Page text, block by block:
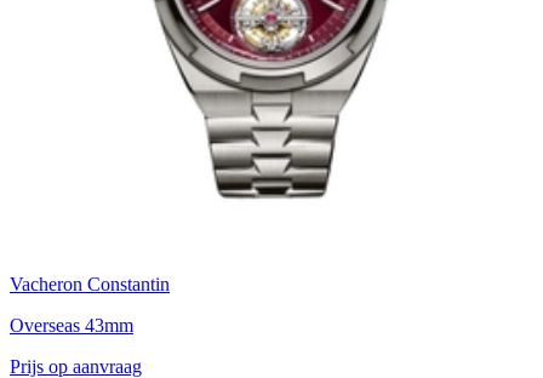
Vacheron Constantin
Overseas 43mm
Prijs op aanvraag